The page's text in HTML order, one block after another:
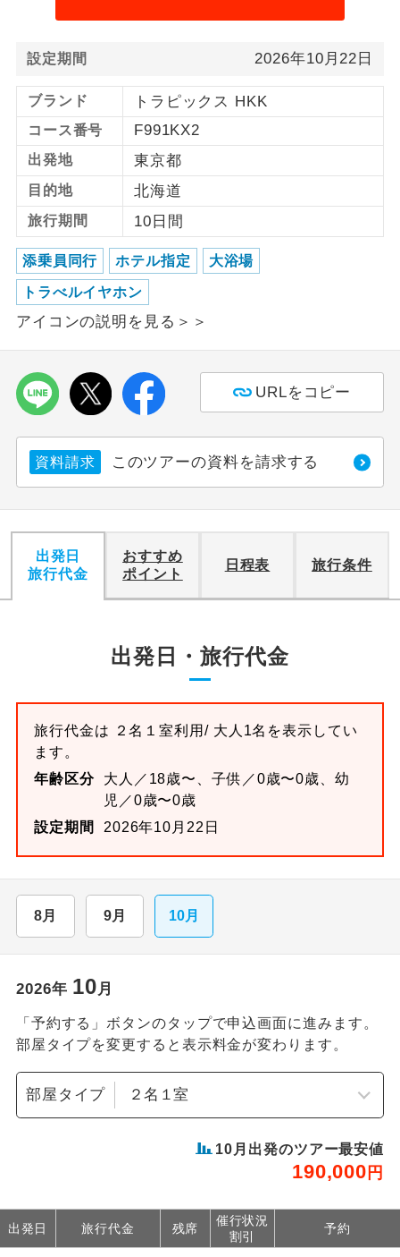
設定期間 2026年10月22日
ブランド トラピックス HKK
コース番号 F991KX2
出発地 東京都
目的地 北海道
旅行期間 10日間
添乗員同行 ホテル指定 大浴場
トラべルイヤホン
アイコンの説明を見る＞＞
URLをコピー
資料請求 このツアーの資料を請求する
出発日
旅行代金
おすすめ
ポイント
日程表 旅行条件
出発日・旅行代金
旅行代金は ２名１室利用/ 大人1名を表示してい
ます。
年齢区分
大人／18歳〜、子供／0歳〜0歳、幼
児／0歳〜0歳
設定期間
2026年10月22日
8月 9月 10月
2026年 10 月
「予約する」ボタンのタップで申込画面に進みます。
部屋タイプを変更すると表示料金が変わります。
部屋タイプ
10 月出発のツアー最安値
190,000 円
出発日 旅行代金 残席
催行状況
割引
予約
航空会社指定
利用航空会社が指定なので、ご出発の計
画にとても便利です。
ホテル指定
ご紹介するホテルを指定したコースで
す。
おひとり様バ
ス2席利用
おひとり様でバス席を2席利⽤できま
す。